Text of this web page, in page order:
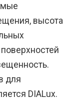
высота
для
DIALux.